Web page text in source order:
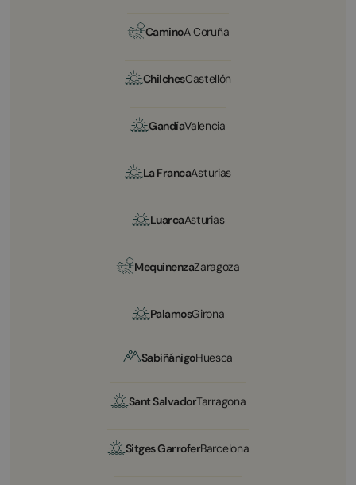
CaminoA Coruña
ChilchesCastellón
GandíaValencia
La FrancaAsturias
LuarcaAsturias
MequinenzaZaragoza
PalamosGirona
SabiñánigoHuesca
Sant SalvadorTarragona
Sitges GarroferBarcelona